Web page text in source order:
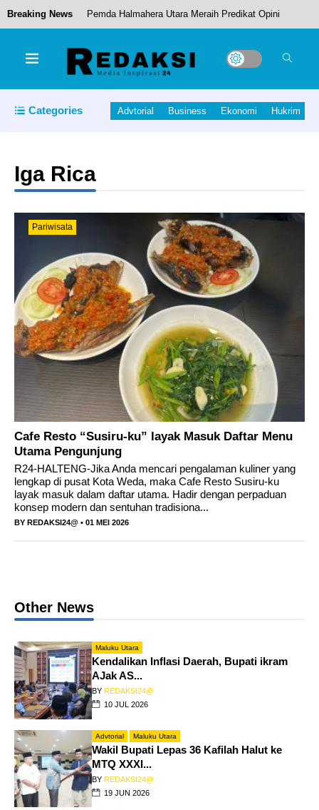
Breaking News Pemda Halmahera Utara Meraih Predikat Opini
Ungkap Kasus KDRT, Polres Ternate Gelar
Rekonstruksi di Rumah Korban
VIAR
Halmahera Tengah Raih Juara II Penilaian Kinerja
8 Aksi Konvergensi Stunting
Categories Advtorial Business Ekonomi Hukrim
Iga Rica
Pariwisata
Cafe Resto “Susiru-ku” layak Masuk Daftar Menu
Utama Pengunjung
R24-HALTENG-Jika Anda mencari pengalaman kuliner yang
lengkap di pusat Kota Weda, maka Cafe Resto Susiru-ku
layak masuk dalam daftar utama. Hadir dengan perpaduan
konsep modern dan sentuhan tradisiona...
BY REDAKSI24@ • 01 MEI 2026
Other News
Maluku Utara
Kendalikan Inflasi Daerah, Bupati ikram
AJak AS...
BY REDAKSI24@
10 JUL 2026
Advtorial Maluku Utara
Wakil Bupati Lepas 36 Kafilah Halut ke
MTQ XXXI...
BY REDAKSI24@
19 JUN 2026